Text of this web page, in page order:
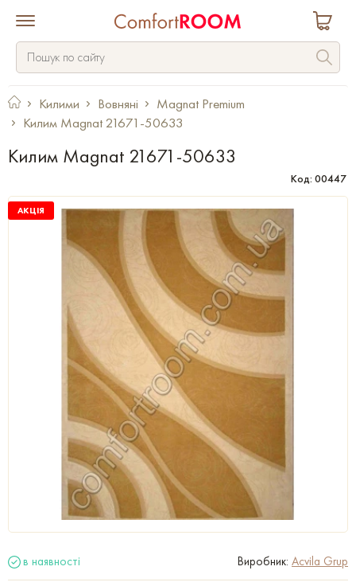
Килими Вовняні
Magnat Premium
Килим Magnat 21671-50633
Килим Magnat 21671-50633
Код: 00447
АКЦІЯ
в наявності Виробник: Acvila Grup